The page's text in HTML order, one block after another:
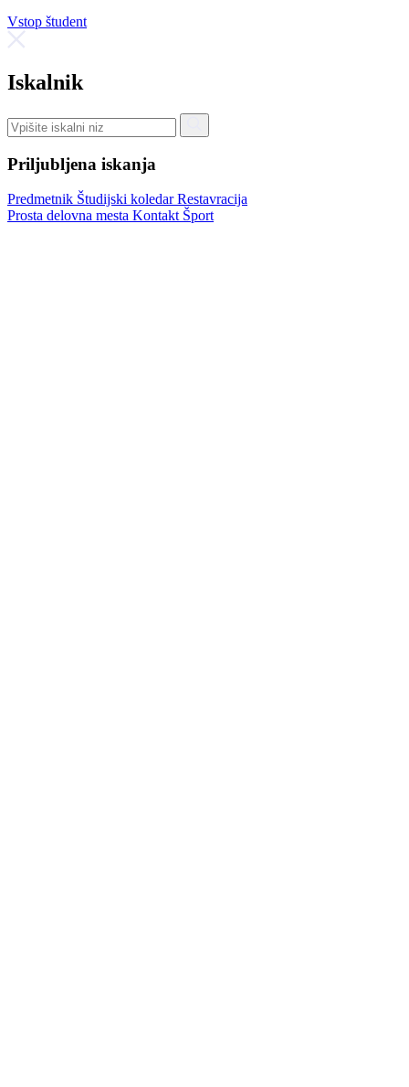
Vstop študent
Iskalnik
Priljubljena iskanja
Predmetnik Študijski koledarRestavracija
Prosta delovna mesta Kontakt Šport